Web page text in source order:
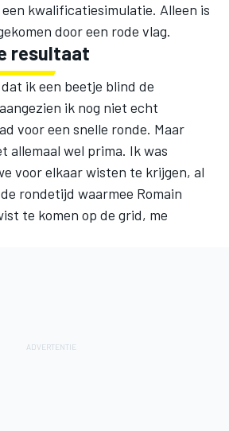
kwalificatiesimulatie. Alleen is
door een rode vlag.
resultaat
ik een beetje blind de
ik nog niet echt
voor een snelle ronde. Maar
allemaal wel prima. Ik was
voor elkaar wisten te krijgen, al
rondetijd waarmee Romain
te komen op de grid, me